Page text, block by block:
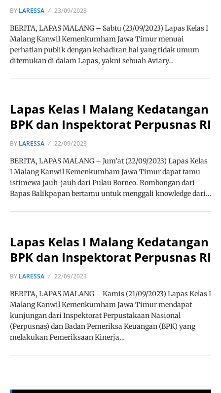
BY LARESSA 23/09/2023
BERITA, LAPAS MALANG – Sabtu (23/09/2023) Lapas Kelas I
Malang Kanwil Kemenkumham Jawa Timur menuai
perhatian publik dengan kehadiran hal yang tidak umum
ditemukan di dalam Lapas, yakni sebuah Aviary…
Lapas Kelas I Malang Kedatangan
BPK dan Inspektorat Perpusnas RI
BY LARESSA 22/09/2023
BERITA, LAPAS MALANG – Jum’at (22/09/2023) Lapas Kelas
I Malang Kanwil Kemenkumham Jawa Timur dapat tamu
istimewa jauh-jauh dari Pulau Borneo. Rombongan dari
Bapas Balikpapan bertamu untuk menggali knowledge dari…
Lapas Kelas I Malang Kedatangan
BPK dan Inspektorat Perpusnas RI
BY LARESSA 22/09/2023
BERITA, LAPAS MALANG – Kamis (21/09/2023) Lapas Kelas I
Malang Kanwil Kemenkumham Jawa Timur mendapat
kunjungan dari Inspektorat Perpustakaan Nasional
(Perpusnas) dan Badan Pemeriksa Keuangan (BPK) yang
melakukan Pemeriksaan Kinerja…